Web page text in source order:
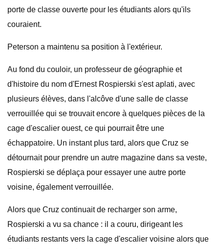
porte de classe ouverte pour les étudiants alors qu'ils
couraient.
Peterson a maintenu sa position à l'extérieur.
Au fond du couloir, un professeur de géographie et
d'histoire du nom d'Ernest Rospierski s'est aplati, avec
plusieurs élèves, dans l'alcôve d'une salle de classe
verrouillée qui se trouvait encore à quelques pièces de la
cage d'escalier ouest, ce qui pourrait être une
échappatoire. Un instant plus tard, alors que Cruz se
détournait pour prendre un autre magazine dans sa veste,
Rospierski se déplaça pour essayer une autre porte
voisine, également verrouillée.
Alors que Cruz continuait de recharger son arme,
Rospierski a vu sa chance : il a couru, dirigeant les
étudiants restants vers la cage d'escalier voisine alors que